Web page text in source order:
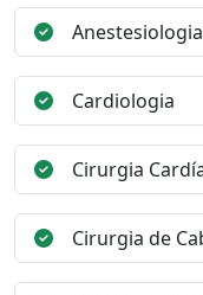
Anestesiologia
Cardiologia
Cirurgia
Cirurgia de